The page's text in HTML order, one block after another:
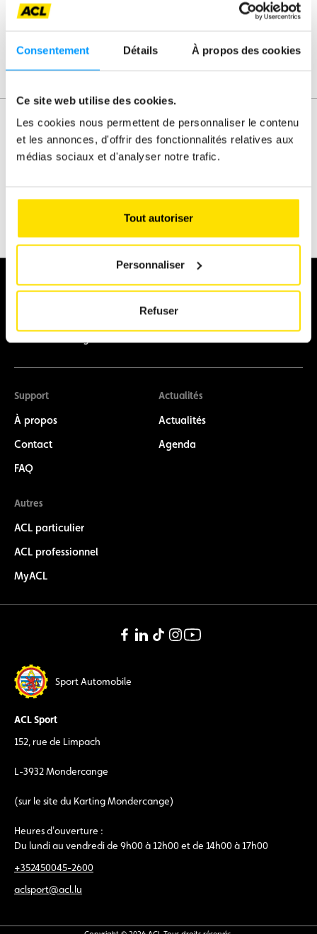
Consentement Détails À propos des cookies
Ce site web utilise des cookies.
Les cookies nous permettent de personnaliser le contenu
et les annonces, d'offrir des fonctionnalités relatives aux
médias sociaux et d'analyser notre trafic.
Tout autoriser
Personnaliser
Refuser
Demande de congé jeunesse
Vers la demande
eSports Règlement
Je souhaite
Support
À propos
Contact
FAQ
Actualités
Actualités
Agenda
Autres
ACL particulier
ACL professionnel
MyACL
Sport Automobile
ACL Sport
152, rue de Limpach
L-3932 Mondercange
(sur le site du Karting Mondercange)
Heures d'ouverture :
Du lundi au vendredi de 9h00 à 12h00 et de 14h00 à 17h00
+352450045-2600
aclsport@acl.lu